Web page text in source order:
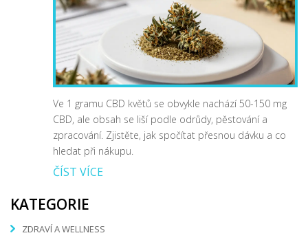
Ve 1 gramu CBD květů se obvykle nachází 50-150 mg
CBD, ale obsah se liší podle odrůdy, pěstování a
zpracování. Zjistěte, jak spočítat přesnou dávku a co
hledat při nákupu.
ČÍST VÍCE
KATEGORIE
ZDRAVÍ A WELLNESS